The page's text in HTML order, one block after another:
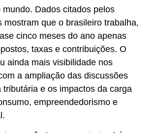
mundo. Dados citados pelos
mostram que o brasileiro trabalha,
cinco meses do ano apenas
taxas e contribuições. O
ainda mais visibilidade nos
a ampliação das discussões
tributária e os impactos da carga
empreendedorismo e